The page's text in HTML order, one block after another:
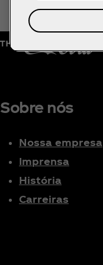
Sobre nós
Nossa empresa
Imprensa
História
Carreiras